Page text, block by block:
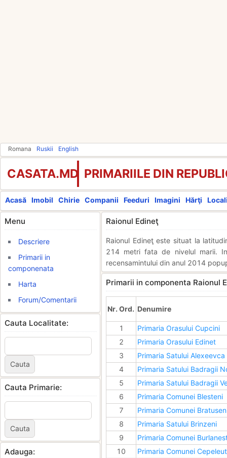
Romana Ruskii English
CASATA.MD PRIMARIILE DIN
Acasă Imobil Chirie Companii Feeduri Imagini Hărţi
Menu
Descriere
Primarii in
componenata
Harta
Forum/Comentarii
Cauta Localitate:
Cauta Primarie:
Adauga:
Raionul Edineţ
Raionul Edineţ este situat la
214 metri fata de nivelul marii.
recensamintului din anul 2014
Primarii in componenta Raionul
Nr. Ord. Denumire
1
Primaria Orasului Cupcini
2
Primaria Orasului Edinet
3
Primaria Satului Alexeevca
4
Primaria Satului Badragii
5
Primaria Satului Badragii
6
Primaria Comunei Blesteni
7
Primaria Comunei
8
Primaria Satului Brinzeni
9
Primaria Comunei
10
Primaria Comunei